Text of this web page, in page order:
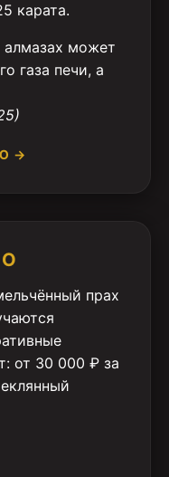
карата.
алмазах может
газа печи, а
→
прах
от 30 000 ₽ за